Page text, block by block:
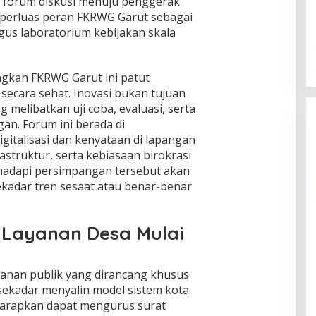
peran FKRWG Garut sebagai
laboratorium kebijakan skala
FKRWG Garut ini patut
sehat. Inovasi bukan tujuan
melibatkan uji coba, evaluasi, serta
Forum ini berada di
dan kenyataan di lapangan
serta kebiasaan birokrasi
persimpangan tersebut akan
tren sesaat atau benar-benar
Desa Mulai
publik yang dirancang khusus
menyalin model sistem kota
dapat mengurus surat
Global Krisis Air, Nuklir Prancis Ikut
Tersengat